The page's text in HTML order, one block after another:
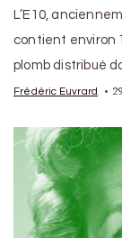
L’E10,
contient environ
plomb distribué
Frédéric Euvrard